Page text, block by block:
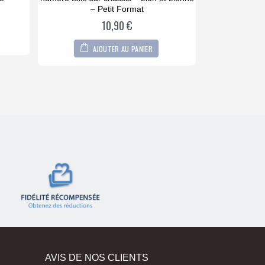
5
– Petit Format
10,90€
AJOUTER AU PANIER
AVIS DE NOS CLIENTS